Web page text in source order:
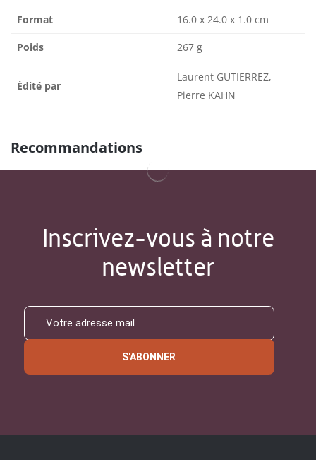
Format 16.0 x 24.0 x 1.0 cm
Poids 267 g
Édité par
Laurent GUTIERREZ,
Pierre KAHN
Recommandations
Inscrivez-vous à notre
newsletter
S'ABONNER